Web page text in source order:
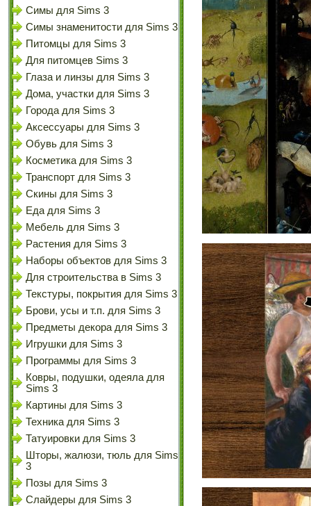
Симы для Sims 3
Симы знаменитости для Sims 3
Питомцы для Sims 3
Для питомцев Sims 3
Глаза и линзы для Sims 3
Дома, участки для Sims 3
Города для Sims 3
Аксессуары для Sims 3
Обувь для Sims 3
Косметика для Sims 3
Транспорт для Sims 3
Скины для Sims 3
Еда для Sims 3
Мебель для Sims 3
Растения для Sims 3
Наборы объектов для Sims 3
Для строительства в Sims 3
Текстуры, покрытия для Sims 3
Брови, усы и т.п. для Sims 3
Предметы декора для Sims 3
Игрушки для Sims 3
Программы для Sims 3
Ковры, подушки, одеяла для
Sims 3
Картины для Sims 3
Техника для Sims 3
Татуировки для Sims 3
Шторы, жалюзи, тюль для Sims
3
Позы для Sims 3
Слайдеры для Sims 3